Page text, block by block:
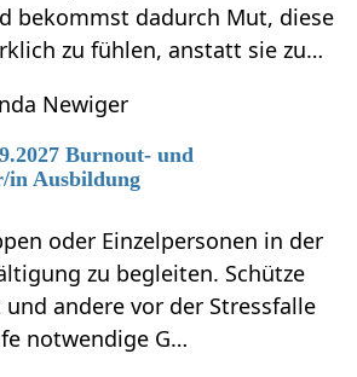
bekommst dadurch Mut, diese
zu fühlen, anstatt sie zu…
Newiger
Burnout- und
in Ausbildung
oder Einzelpersonen in der
zu begleiten. Schütze
andere vor der Stressfalle
notwendige G…